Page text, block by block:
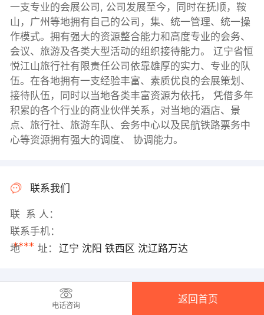
一支专业的会展公司, 公司发展至今，同时在抚顺，鞍
山，广州等地拥有自己的公司，集、统一管理、统一操
作模式。拥有强大的资源整合能力和高度专业的会务、
会议、旅游及各类大型活动的组织接待能力。 辽宁省恒
悦江山旅行社有限责任公司依靠雄厚的实力、专业的队
伍。在各地拥有一支经验丰富、素质优良的会展策划、
接待队伍，同时以当地各类丰富资源为依托， 凭借多年
积累的各个行业的商业伙伴关系，对当地的酒店、景
点、旅行社、旅游车队、会务中心以及民航铁路票务中
心等资源拥有强大的调度、 协调能力。
联系我们
联 系 人：
联系手机：
****
地 址： 辽宁 沈阳 铁西区 沈辽路万达
电话咨询
返回首页